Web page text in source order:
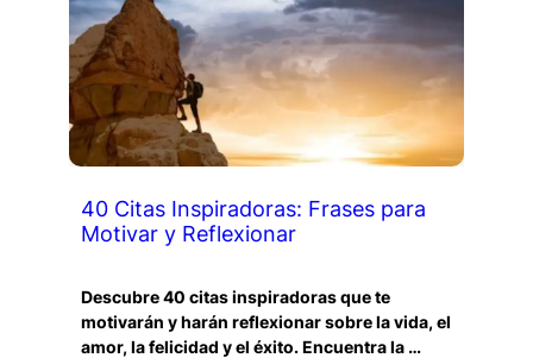
40 Citas Inspiradoras: Frases para
Motivar y Reflexionar
Descubre 40 citas inspiradoras que te
motivarán y harán reflexionar sobre la vida, el
amor, la felicidad y el éxito. Encuentra la …